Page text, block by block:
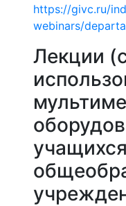
https://givc.ru/
webinars/
Лекции
учащихся